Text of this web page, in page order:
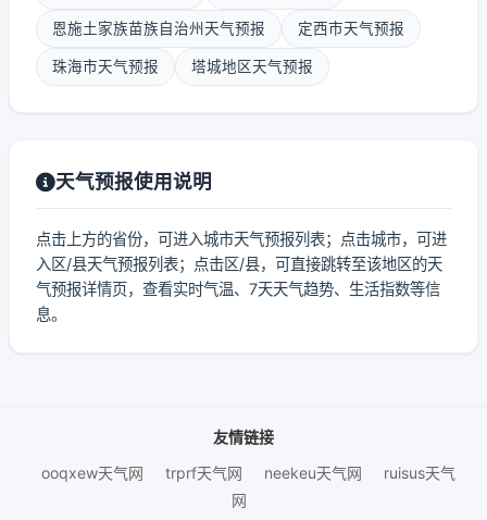
恩施土家族苗族自治州天气预报 定西市天气预报
珠海市天气预报 塔城地区天气预报
天气预报使用说明
点击上方的省份，可进入城市天气预报列表；点击城市，可进
入区/县天气预报列表；点击区/县，可直接跳转至该地区的天
气预报详情页，查看实时气温、7天天气趋势、生活指数等信
息。
友情链接
ooqxew天气网
trprf天气网 neekeu天气网
ruisus天气
网